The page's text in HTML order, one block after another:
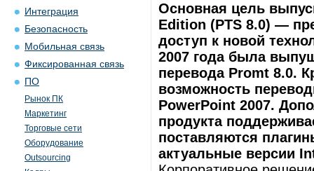
Интеграция
Безопасность
Мобильная связь
Фиксированная связь
ПО
Рынок ПК
Маркетинг
Торговые сети
Оборудование
Outsourcing
Основная цель
Edition (PTS 8.0) —
доступ к новой
2007 года была
перевода Promt 8.0.
возможность
PowerPoint 2007.
продукта
поставляются
актуальные версии